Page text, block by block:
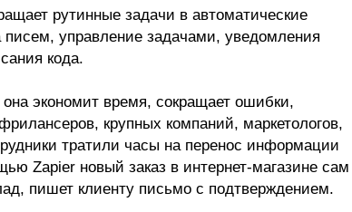
рутинные задачи в автоматические
писем, управление задачами, уведомления
кода.
экономит время, сокращает ошибки,
крупных компаний, маркетологов,
тратили часы на перенос информации
Zapier новый заказ в интернет-магазине сам
пишет клиенту письмо с подтверждением.